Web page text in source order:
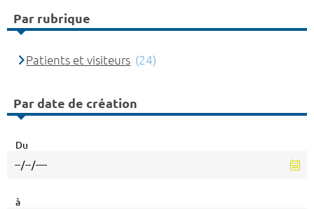
Par rubrique
Patients et visiteurs (24)
Par date de création
Du
à